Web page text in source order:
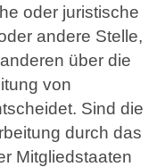
oder juristische
andere Stelle,
über die
von
Sind die
durch das
Mitgliedstaaten